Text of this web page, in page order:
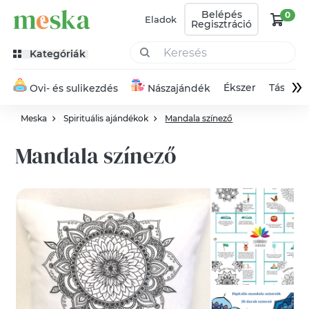
Eladok Belépés
Regisztráció
0
Kategóriák
Ovi- és sulikezdés Nászajándék Ékszer Táska»
Meska Spirituális ajándékok Mandala színező
Mandala színező